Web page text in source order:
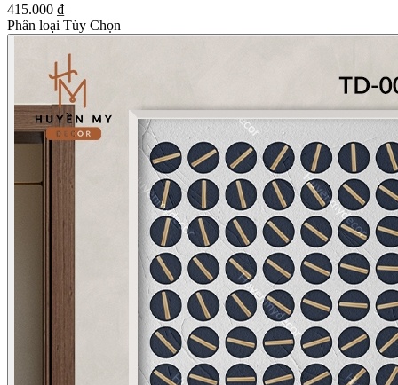
415.000 ₫
Phân loại Tùy Chọn